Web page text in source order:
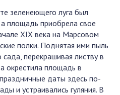
зеленеющего луга был
площадь приобрела свое
XIX века на Марсовом
полки. Поднятая ими пыль
перекрашивая листву в
окрестила площадь в
даты здесь по-
и устраивались гуляния. В